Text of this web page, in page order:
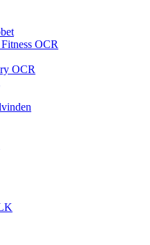
OCR
OCR